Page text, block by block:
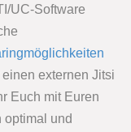
UC-Software
externen Jitsi
Euch mit Euren
optimal und